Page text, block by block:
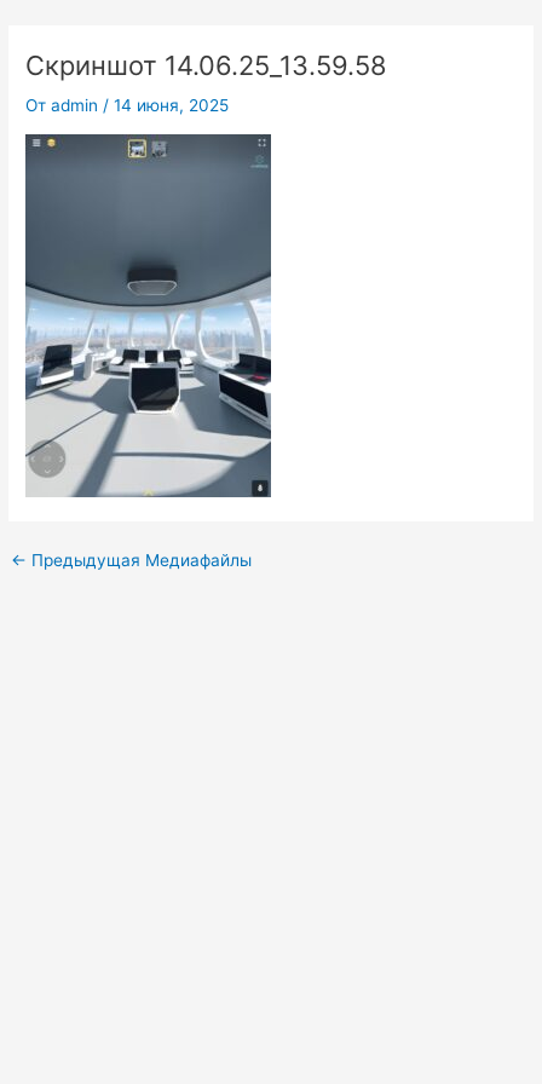
содержимому
Скриншот 14.06.25_13.59.58
Отadmin /14 июня, 2025
← Предыдущая Медиафайлы